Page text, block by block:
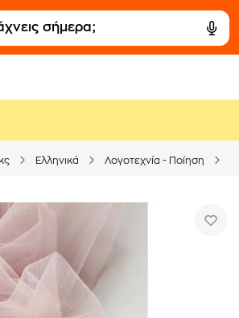
Ελληνικά Λογοτεχνία - Ποίηση